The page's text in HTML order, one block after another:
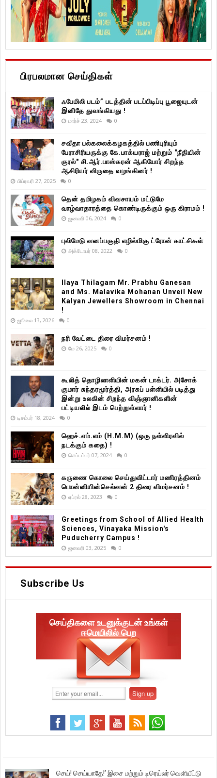
பிரபலமான செய்திகள்
ஃபேமிலி படம்” படத்தின் படப்பிடிப்பு பூஜையுடன்
இனிதே துவங்கியது !
மார்ச் 23, 2024 0
சவீதா பல்கலைக்கழகத்தில் பணிபுரியும்
பேராசிரியருக்கு கே.பாக்யராஜ் மற்றும் "நீதியின்
குரல்" சி.ஆர்.பாஸ்கரன் ஆகியோர் சிறந்த
ஆசிரியர் விருதை வழங்கினர் !
பிப்ரவரி 27, 2025 0
தென் தமிழகம் விவசாயம் மட்டுமே
வாழ்வாதாரத்தை கொண்டிருக்கும் ஒரு கிராமம் !
ஜனவரி 06, 2024 0
புலிமேடு வனப்பகுதி எழில்மிகு ட்ரோன் காட்சிகள்
அக்டோபர் 08, 2022 0
Ilaya Thilagam Mr. Prabhu Ganesan
and Ms. Malavika Mohanan Unveil New
Kalyan Jewellers Showroom in Chennai
!
ஜூலை 13, 2026 0
நரி வேட்டை திரை விமர்சனம் !
மே 26, 2025 0
கூலித் தொழிலாளியின் மகன் டாக்டர். அசோக்
குமார் சுந்தரமூர்த்தி, அரசுப் பள்ளியில் படித்து
இன்று உலகின் சிறந்த விஞ்ஞானிகளின்
பட்டியலில் இடம் பெற்றுள்ளார் !
டிசம்பர் 18, 2024 0
ஹெச்.எம்.எம் (H.M.M) (ஒரு நள்ளிரவில்
நடக்கும் கதை) !
செப்டம்பர் 07, 2024 0
கருணை கொலை செய்துவிட்டார் மணிரத்தினம்
பொன்னியின்செல்வன் 2 திரை விமர்சனம் !
ஏப்ரல் 28, 2023 0
Greetings from School of Allied Health
Sciences, Vinayaka Mission's
Puducherry Campus !
ஜனவரி 03, 2025 0
Subscribe Us
செய்திகளை உடனுக்குடன் உங்கள்
ஈமெயிலில் பெற
செய்! செய்யாதே!’ இசை மற்றும் டிரெய்லர் வெளியீட்டு